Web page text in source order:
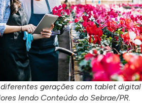
gerações com tablet digital
lendo Conteúdo do Sebrae/PR.